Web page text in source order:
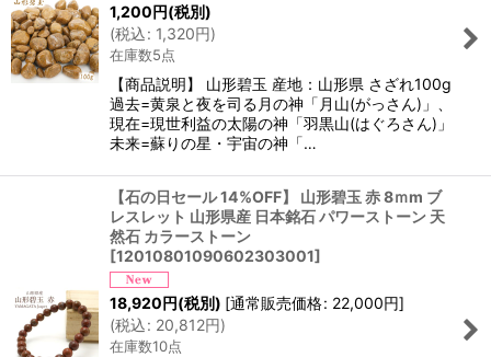
1,200円(税別)
(税込: 1,320円)
在庫数5点
【商品説明】 山形碧玉 産地：山形県 さざれ100g
過去=黄泉と夜を司る月の神「月山(がっさん)」、
現在=現世利益の太陽の神「羽黒山(はぐろさん)」
未来=蘇りの星・宇宙の神「…
【石の日セール 14%OFF】 山形碧玉 赤 8ｍm ブ
レスレット 山形県産 日本銘石 パワーストーン 天
然石 カラーストーン
[12010801090602303001]
18,920円(税別) [通常販売価格: 22,000円]
(税込: 20,812円)
在庫数10点